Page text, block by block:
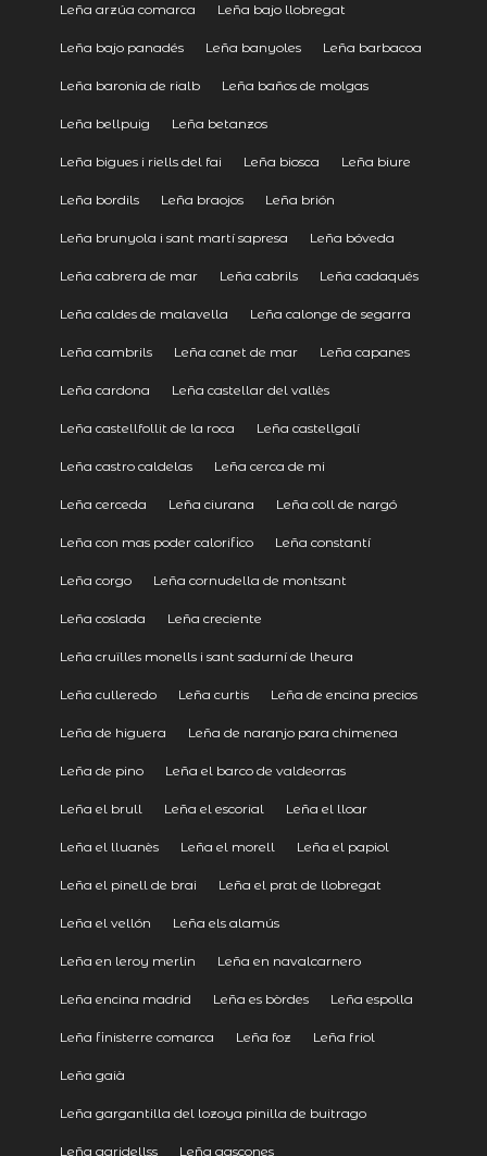
Leña arzúa comarca Leña bajo llobregat
Leña bajo panadés Leña banyoles Leña barbacoa
Leña baronia de rialb Leña baños de molgas
Leña bellpuig Leña betanzos
Leña bigues i riells del fai Leña biosca Leña biure
Leña bordils Leña braojos Leña brión
Leña brunyola i sant martí sapresa Leña bóveda
Leña cabrera de mar Leña cabrils Leña cadaqués
Leña caldes de malavella Leña calonge de segarra
Leña cambrils Leña canet de mar Leña capanes
Leña cardona Leña castellar del vallès
Leña castellfollit de la roca Leña castellgalí
Leña castro caldelas Leña cerca de mi
Leña cerceda Leña ciurana Leña coll de nargó
Leña con mas poder calorifico Leña constantí
Leña corgo Leña cornudella de montsant
Leña coslada Leña creciente
Leña cruïlles monells i sant sadurní de lheura
Leña culleredo Leña curtis Leña de encina precios
Leña de higuera Leña de naranjo para chimenea
Leña de pino Leña el barco de valdeorras
Leña el brull Leña el escorial Leña el lloar
Leña el lluanès Leña el morell Leña el papiol
Leña el pinell de brai Leña el prat de llobregat
Leña el vellón Leña els alamús
Leña en leroy merlin Leña en navalcarnero
Leña encina madrid Leña es bòrdes Leña espolla
Leña finisterre comarca Leña foz Leña friol
Leña gaià
Leña gargantilla del lozoya pinilla de buitrago
Leña garidellss Leña gascones